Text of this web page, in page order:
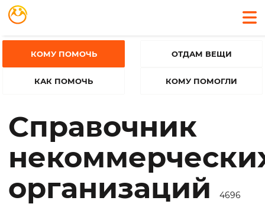
КОМУ ПОМОЧЬ
КАК ПОМОЧЬ
ОТДАМ ВЕЩИ
КОМУ ПОМОГЛИ
Справочник
организаций
4696